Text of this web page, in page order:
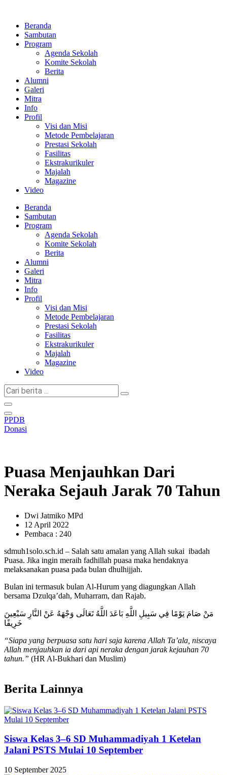
kontenBeranda
Sambutan
Program
Agenda Sekolah
Komite Sekolah
Berita
Alumni
Galeri
Mitra
Info
Profil
Visi dan Misi
Metode Pembelajaran
Prestasi Sekolah
Fasilitas
Ekstrakurikuler
Majalah
Magazine
Video
Beranda
Sambutan
Program
Agenda Sekolah
Komite Sekolah
Berita
Alumni
Galeri
Mitra
Info
Profil
Visi dan Misi
Metode Pembelajaran
Prestasi Sekolah
Fasilitas
Ekstrakurikuler
Majalah
Magazine
Video
Cari
berita
...
PPDB
Donasi
Puasa Menjauhkan Dari
Neraka Sejauh Jarak 70 Tahun
Dwi Jatmiko MPd
12 April 2022
Pembaca : 240
sdmuh1solo.sch.id – Salah satu amalan yang Allah sukai ibadah
Puasa. Jika ingin meraih fadhillah puasa maka hendaknya
melaksanakan puasa pada bulan dhulhijjah.
Bulan ini termasuk bulan Al-Hurum yang diagungkan Allah
bersama Dzulqa’dah, Muharram, dan Rajab.
مَنْ صَامَ يَوْمًا فِي سَبِيلِ اللَّهِ بَاعَدَ اللَّهُ تَعَالَى وَجْهَهُ عَنْ النَّارِ سَبْعِينَ
خَرِيفًا
“Siapa yang berpuasa satu hari saja karena Allah Ta’ala, niscaya
Allah menjauhkan ia dari api neraka dengan jarak kejauhan 70
tahun.” (HR Al-Bukhari dan Muslim)
Berita Lainnya
Siswa Kelas 3–6 SD Muhammadiyah 1 Ketelan
Jalani PSTS Mulai 10 September
10 September 2025